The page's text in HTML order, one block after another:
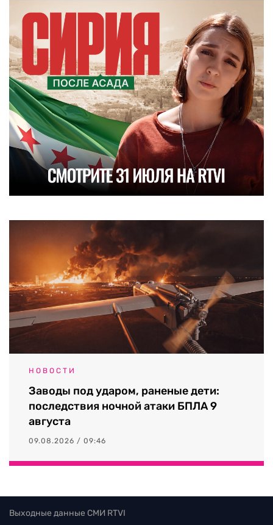
НОВОСТИ
Заводы под ударом, раненые дети:
последствия ночной атаки БПЛА 9
августа
09.08.2026 / 09:46
Выходные данные СМИ RTVI